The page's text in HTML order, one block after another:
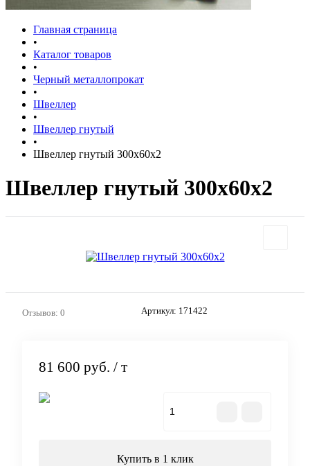
Главная страница
•
Каталог товаров
•
Черный металлопрокат
•
Швеллер
•
Швеллер гнутый
•
Швеллер гнутый 300х60х2
Швеллер гнутый 300х60х2
Отзывов: 0 Артикул: 171422
81 600 руб. / т
Купить в 1 клик